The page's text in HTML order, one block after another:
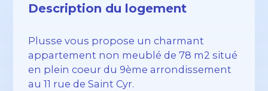
Description du logement
Plusse vous propose un charmant
appartement non meublé de 78 m2 situé
en plein coeur du 9ème arrondissement
au 11 rue de Saint Cyr.